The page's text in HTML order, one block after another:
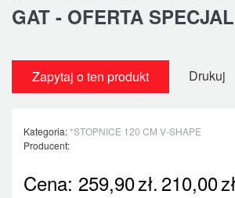
GAT - OFERTA
Zapytaj o ten produkt Drukuj
Kategoria:*STOPNICE 120 CM V-SHAPE
Producent:
Cena: 259,90zł.210,00